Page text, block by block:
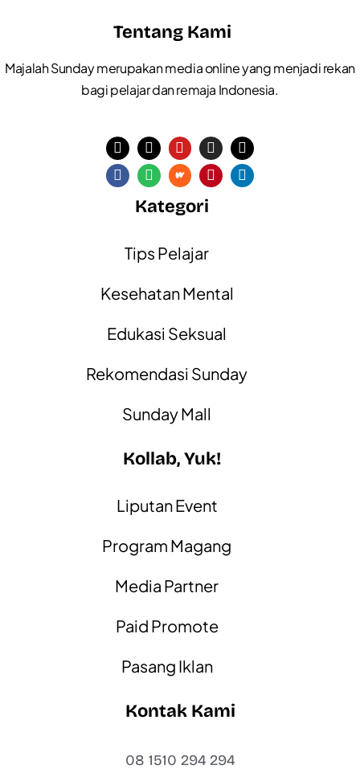
Tentang Kami
Majalah Sunday merupakan media online yang menjadi rekan
bagi pelajar dan remaja Indonesia.
Kategori
Tips Pelajar
Kesehatan Mental
Edukasi Seksual
Rekomendasi Sunday
Sunday Mall
Kollab, Yuk!
Liputan Event
Program Magang
Media Partner
Paid Promote
Pasang Iklan
Kontak Kami
08 1510 294 294